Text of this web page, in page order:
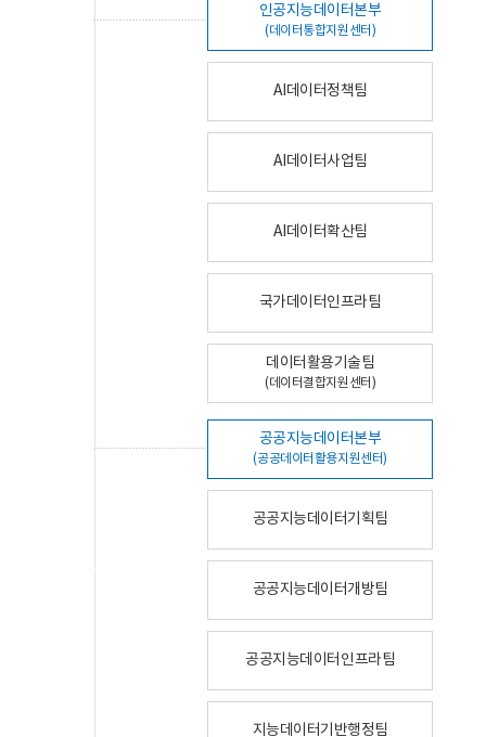
인공지능데이터본부
(데이터통합지원센터)
AI데이터정책팀
AI데이터사업팀
AI데이터확산팀
국가데이터인프라팀
데이터활용기술팀
(데이터결합지원센터)
공공지능데이터본부
(공공데이터활용지원센터)
공공지능데이터기획팀
공공지능데이터개방팀
공공지능데이터인프라팀
지능데이터기반행정팀